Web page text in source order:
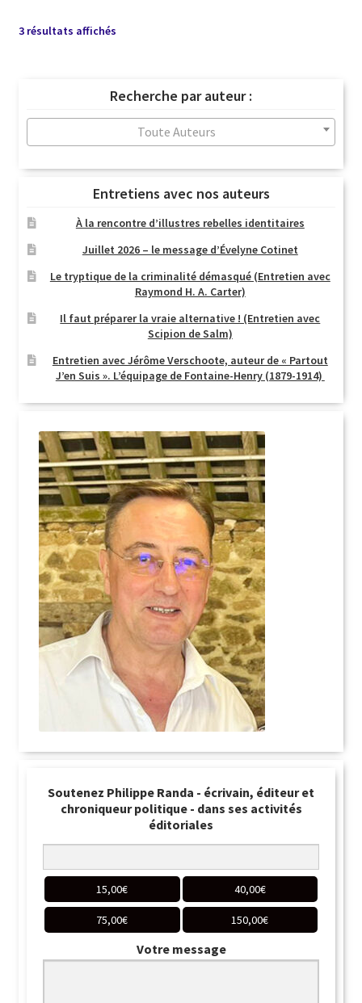
3 résultats affichésTrié
au
plus
ancien
Recherche par auteur :
Toute Auteurs
Entretiens avec nos auteurs
À la rencontre d’illustres rebelles identitaires
Juillet 2026 – le message d’Évelyne Cotinet
Le tryptique de la criminalité démasqué (Entretien avec
Raymond H. A. Carter)
Il faut préparer la vraie alternative ! (Entretien avec
Scipion de Salm)
Entretien avec Jérôme Verschoote, auteur de « Partout
J’en Suis ». L’équipage de Fontaine-Henry (1879-1914)
Soutenez Philippe Randa - écrivain, éditeur et
chroniqueur politique - dans ses activités
éditoriales
15,00€ 40,00€
75,00€ 150,00€
Votre message